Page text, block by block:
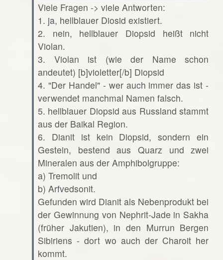
Viele Fragen -> viele Antworten:
1. ja, hellblauer Diosid existiert.
2. nein, hellblauer Diopsid heißt nicht
Violan.
3. Violan ist (wie der Name schon
andeutet) [b]violetter[/b] Diopsid
4. "Der Handel" - wer auch immer das ist -
verwendet manchmal Namen falsch.
5. hellblauer Diopsid aus Russland stammt
aus der Baikal Region.
6. Dianit ist kein Diopsid, sondern ein
Gestein, bestend aus Quarz und zwei
Mineralen aus der Amphibolgruppe:
a) Tremolit und
b) Arfvedsonit.
Gefunden wird Dianit als Nebenprodukt bei
der Gewinnung von Nephrit-Jade in Sakha
(früher Jakutien), in den Murrun Bergen
Sibiriens - dort wo auch der Charoit her
kommt.